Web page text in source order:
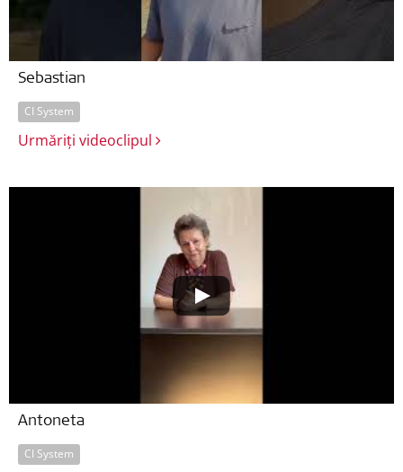
Sebastian
CI System
Urmăriți videoclipul
Antoneta
CI System